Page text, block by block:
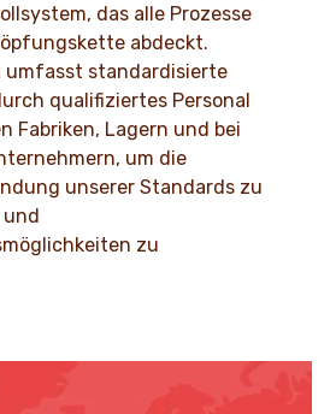
das alle Prozesse
abdeckt.
umfasst standardisierte
qualifiziertes Personal
Fabriken, Lagern und bei
um die
unserer Standards zu
zu